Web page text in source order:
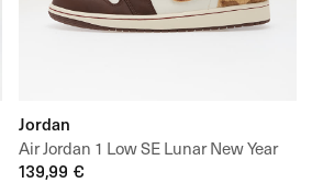
Jordan
Air Jordan 1 Low SE Lunar New Year
139,99 €